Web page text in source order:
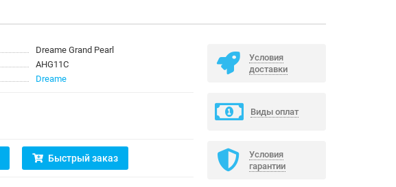
Dreame Grand Pearl
AHG11C
Dreame
Быстрый заказ
Условия
доставки
Виды оплат
Условия
гарантии